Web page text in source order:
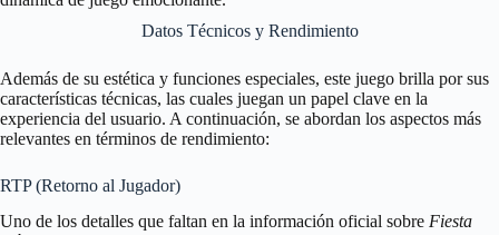
Datos Técnicos y Rendimiento
Además de su estética y funciones especiales, este juego brilla por sus
características técnicas, las cuales juegan un papel clave en la
experiencia del usuario. A continuación, se abordan los aspectos más
relevantes en términos de rendimiento:
RTP (Retorno al Jugador)
Uno de los detalles que faltan en la información oficial sobre Fiesta